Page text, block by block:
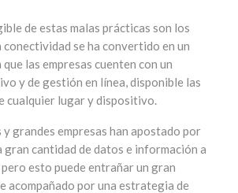
de estas malas prácticas son los
conectividad se ha convertido en un
las empresas cuenten con un
y de gestión en línea, disponible las
cualquier lugar y dispositivo.
y grandes empresas han apostado por
gran cantidad de datos e información a
esto puede entrañar un gran
acompañado por una estrategia de